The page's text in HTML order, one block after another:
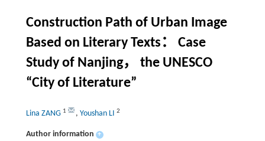
Construction Path of Urban Image
Based on Literary Texts： Case
Study of Nanjing， the UNESCO
“City of Literature”
Lina ZANG 1 , Youshan LI 2
Author information +